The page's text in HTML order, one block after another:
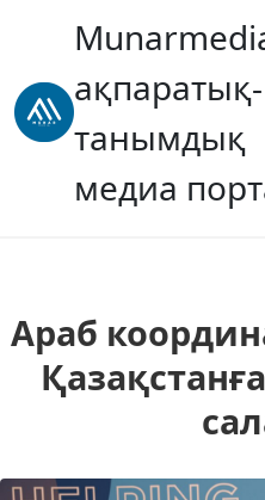
ақпаратық-
танымдық
медиа
Араб